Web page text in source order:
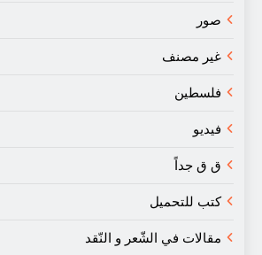
صور
غير مصنف
فلسطين
فيديو
ق ق جداً
كتب للتحميل
مقالات في الشّعر و النّقد